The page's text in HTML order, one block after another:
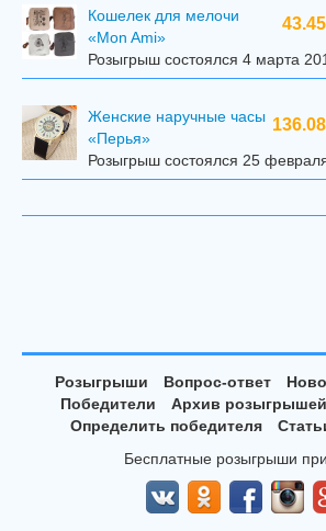
Кошелек для мелочи
«Mon Ami»
Розыгрыш состоялся 4 марта
Женские наручные часы
«Перья»
Розыгрыш состоялся 25
Розыгрыши Вопрос-ответ
Победители
Архив розыгрышей
Определить победителя
Бесплатные розыгрыши